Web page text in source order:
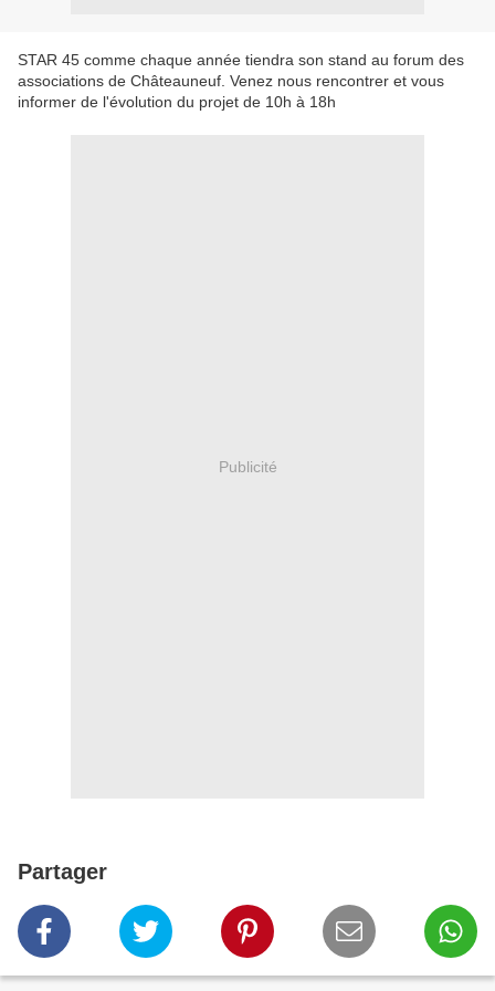
STAR 45 comme chaque année tiendra son stand au forum des
associations de Châteauneuf. Venez nous rencontrer et vous
informer de l'évolution du projet de 10h à 18h
Publicité
Partager